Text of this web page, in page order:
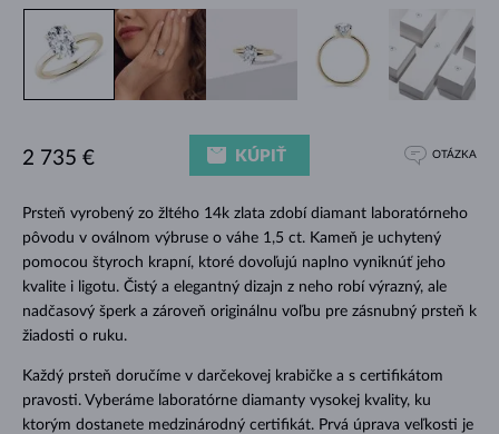
Prsteň vyrobený zo žltého 14k zlata zdobí diamant laboratórneho
pôvodu v oválnom výbruse o váhe 1,5 ct. Kameň je uchytený
pomocou štyroch krapní, ktoré dovoľujú naplno vyniknúť jeho
kvalite i ligotu. Čistý a elegantný dizajn z neho robí výrazný, ale
nadčasový šperk a zároveň originálnu voľbu pre zásnubný prsteň k
žiadosti o ruku.
Každý prsteň doručíme v darčekovej krabičke a s certifikátom
pravosti. Vyberáme laboratórne diamanty vysokej kvality, ku
ktorým dostanete medzinárodný certifikát. Prvá úprava veľkosti je
2 735 € KÚPIŤ OTÁZKA